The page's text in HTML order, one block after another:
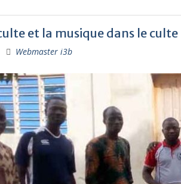
et la musique dans le culte
Webmaster i3b